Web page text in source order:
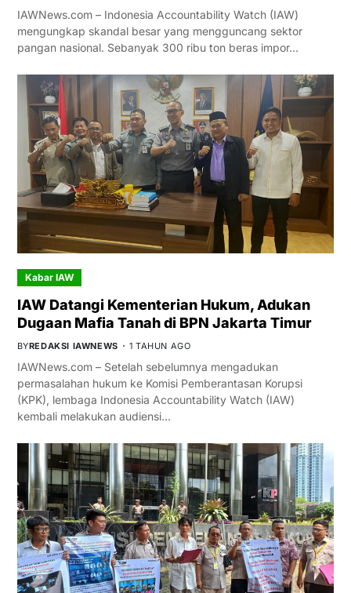
IAWNews.com – Indonesia Accountability Watch (IAW)
mengungkap skandal besar yang mengguncang sektor
pangan nasional. Sebanyak 300 ribu ton beras impor…
Kabar IAW
IAW Datangi Kementerian Hukum, Adukan
Dugaan Mafia Tanah di BPN Jakarta Timur
BYREDAKSI IAWNEWS 1 TAHUN AGO
IAWNews.com – Setelah sebelumnya mengadukan
permasalahan hukum ke Komisi Pemberantasan Korupsi
(KPK), lembaga Indonesia Accountability Watch (IAW)
kembali melakukan audiensi…